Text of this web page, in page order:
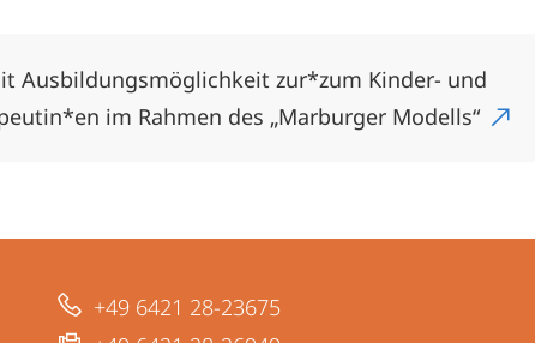
Ausbildungsmöglichkeit zur*zum Kinder- und
im Rahmen des „Marburger Modells“
+49 6421 28-23675